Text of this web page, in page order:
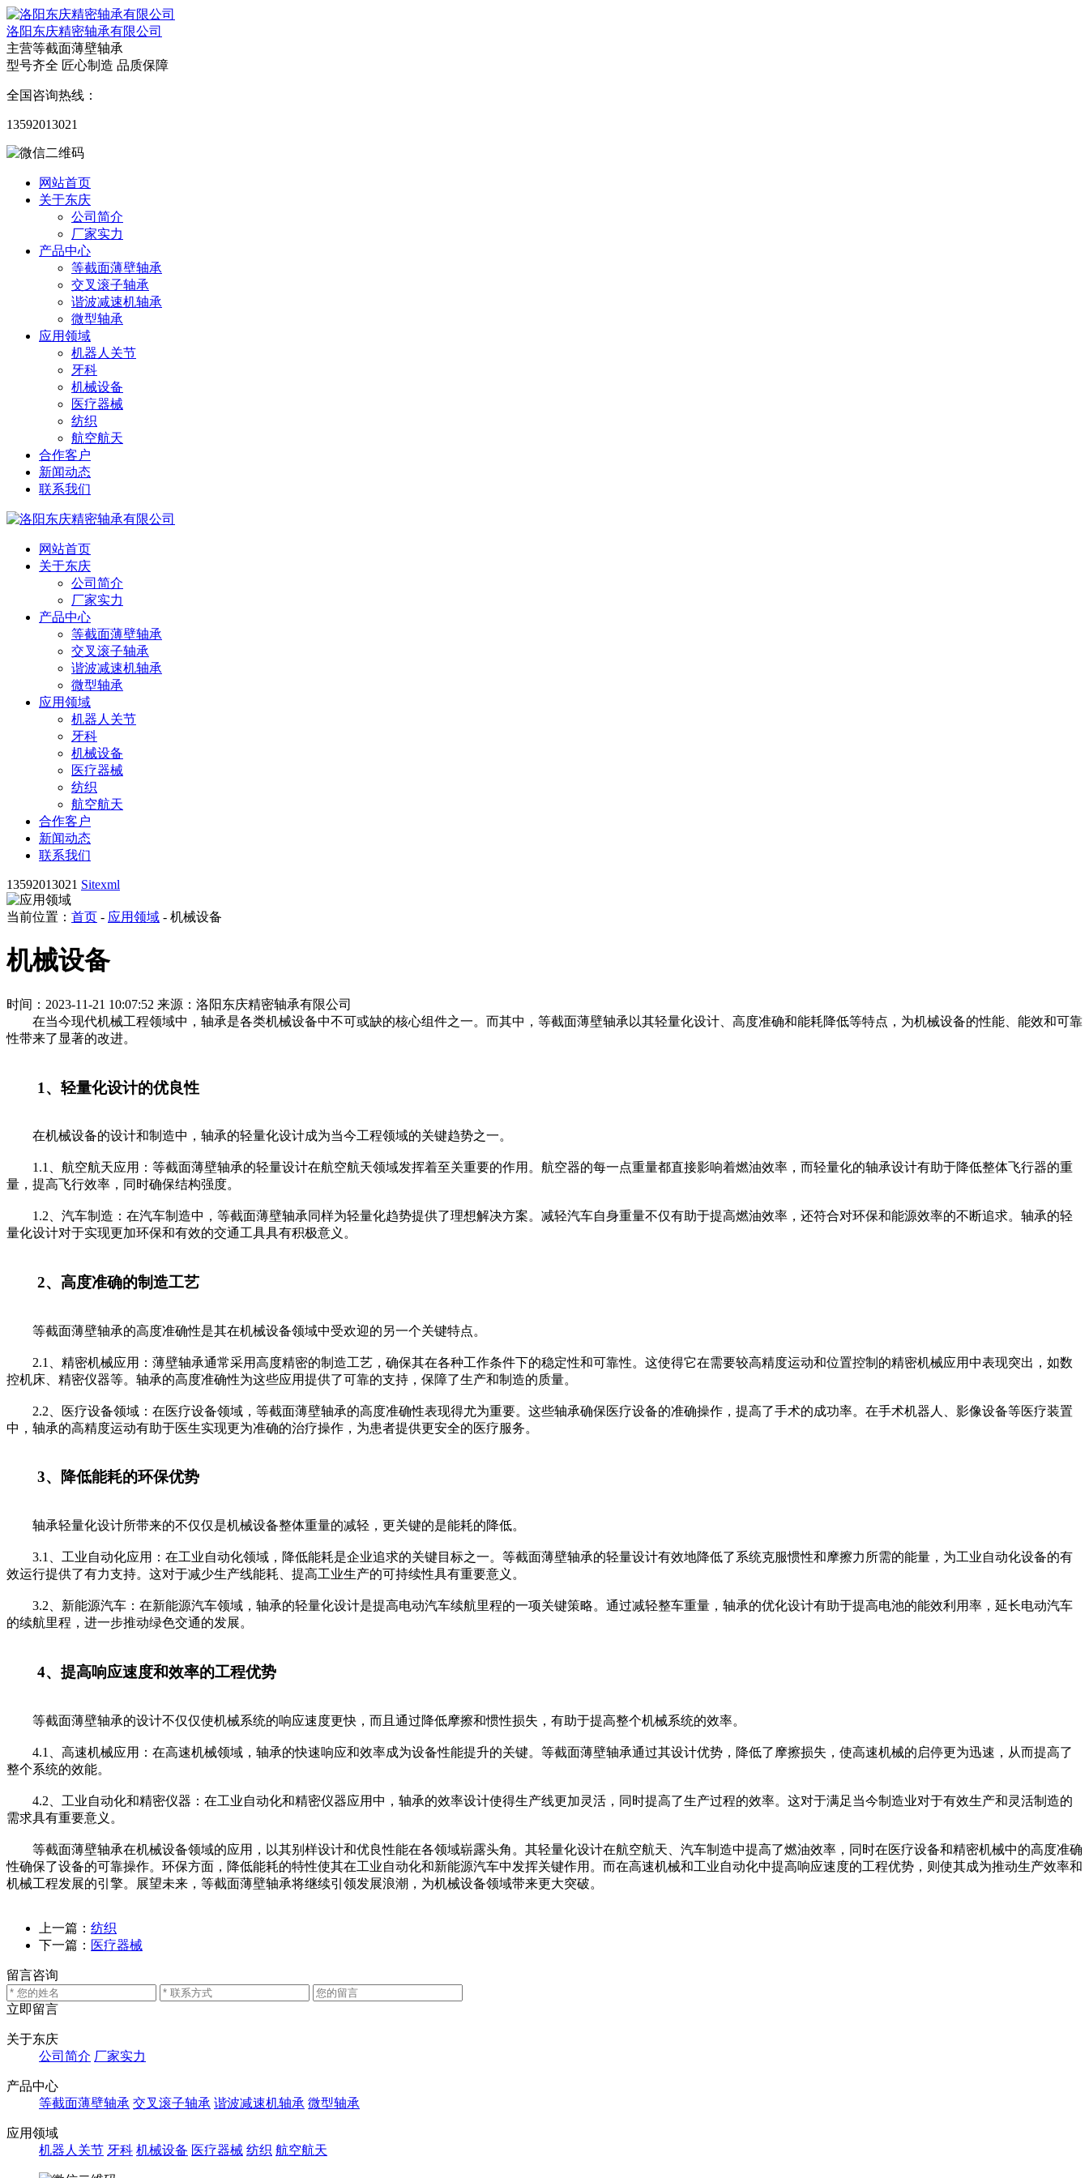
洛阳东庆精密轴承有限公司
主营等截面薄壁轴承
型号齐全 匠心制造 品质保障
全国咨询热线：
13592013021
网站首页
关于东庆
公司简介
厂家实力
产品中心
等截面薄壁轴承
交叉滚子轴承
谐波减速机轴承
微型轴承
应用领域
机器人关节
牙科
机械设备
医疗器械
纺织
航空航天
合作客户
新闻动态
联系我们
网站首页
关于东庆
公司简介
厂家实力
产品中心
等截面薄壁轴承
交叉滚子轴承
谐波减速机轴承
微型轴承
应用领域
机器人关节
牙科
机械设备
医疗器械
纺织
航空航天
合作客户
新闻动态
联系我们
13592013021 Sitexml
当前位置： 首页 - 应用领域 - 机械设备
机械设备
时间：2023-11-21 10:07:52 来源：洛阳东庆精密轴承有限公司
在当今现代机械工程领域中，轴承是各类机械设备中不可或缺的核心组件之一。而其中，等截面薄壁轴承以其轻量化设计、高度准确和能耗降低等特点，为机械设备的性能、能效和可靠
性带来了显著的改进。
1、轻量化设计的优良性
在机械设备的设计和制造中，轴承的轻量化设计成为当今工程领域的关键趋势之一。
1.1、航空航天应用：等截面薄壁轴承的轻量设计在航空航天领域发挥着至关重要的作用。航空器的每一点重量都直接影响着燃油效率，而轻量化的轴承设计有助于降低整体飞行器的重
量，提高飞行效率，同时确保结构强度。
1.2、汽车制造：在汽车制造中，等截面薄壁轴承同样为轻量化趋势提供了理想解决方案。减轻汽车自身重量不仅有助于提高燃油效率，还符合对环保和能源效率的不断追求。轴承的轻
量化设计对于实现更加环保和有效的交通工具具有积极意义。
2、高度准确的制造工艺
等截面薄壁轴承的高度准确性是其在机械设备领域中受欢迎的另一个关键特点。
2.1、精密机械应用：薄壁轴承通常采用高度精密的制造工艺，确保其在各种工作条件下的稳定性和可靠性。这使得它在需要较高精度运动和位置控制的精密机械应用中表现突出，如数
控机床、精密仪器等。轴承的高度准确性为这些应用提供了可靠的支持，保障了生产和制造的质量。
2.2、医疗设备领域：在医疗设备领域，等截面薄壁轴承的高度准确性表现得尤为重要。这些轴承确保医疗设备的准确操作，提高了手术的成功率。在手术机器人、影像设备等医疗装置
中，轴承的高精度运动有助于医生实现更为准确的治疗操作，为患者提供更安全的医疗服务。
3、降低能耗的环保优势
轴承轻量化设计所带来的不仅仅是机械设备整体重量的减轻，更关键的是能耗的降低。
3.1、工业自动化应用：在工业自动化领域，降低能耗是企业追求的关键目标之一。等截面薄壁轴承的轻量设计有效地降低了系统克服惯性和摩擦力所需的能量，为工业自动化设备的有
效运行提供了有力支持。这对于减少生产线能耗、提高工业生产的可持续性具有重要意义。
3.2、新能源汽车：在新能源汽车领域，轴承的轻量化设计是提高电动汽车续航里程的一项关键策略。通过减轻整车重量，轴承的优化设计有助于提高电池的能效利用率，延长电动汽车
的续航里程，进一步推动绿色交通的发展。
4、提高响应速度和效率的工程优势
等截面薄壁轴承的设计不仅仅使机械系统的响应速度更快，而且通过降低摩擦和惯性损失，有助于提高整个机械系统的效率。
4.1、高速机械应用：在高速机械领域，轴承的快速响应和效率成为设备性能提升的关键。等截面薄壁轴承通过其设计优势，降低了摩擦损失，使高速机械的启停更为迅速，从而提高了
整个系统的效能。
4.2、工业自动化和精密仪器：在工业自动化和精密仪器应用中，轴承的效率设计使得生产线更加灵活，同时提高了生产过程的效率。这对于满足当今制造业对于有效生产和灵活制造的
需求具有重要意义。
等截面薄壁轴承在机械设备领域的应用，以其别样设计和优良性能在各领域崭露头角。其轻量化设计在航空航天、汽车制造中提高了燃油效率，同时在医疗设备和精密机械中的高度准确
性确保了设备的可靠操作。环保方面，降低能耗的特性使其在工业自动化和新能源汽车中发挥关键作用。而在高速机械和工业自动化中提高响应速度的工程优势，则使其成为推动生产效率和
机械工程发展的引擎。展望未来，等截面薄壁轴承将继续引领发展浪潮，为机械设备领域带来更大突破。
上一篇： 纺织
下一篇： 医疗器械
留言咨询
立即留言
关于东庆
公司简介 厂家实力
产品中心
等截面薄壁轴承 交叉滚子轴承 谐波减速机轴承 微型轴承
应用领域
机器人关节 牙科 机械设备 医疗器械 纺织 航空航天